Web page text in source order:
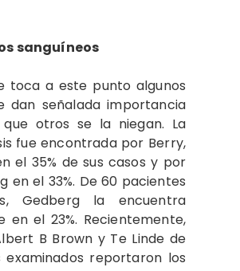
sanguíneos
toca a este punto algunos
dan señalada importancia
otros se la niegan. La
fue encontrada por Berry,
el 35% de sus casos y por
en el 33%. De 60 pacientes
Gedberg la encuentra
en el 23%. Recientemente,
B Brown y Te Linde de
examinados reportaron los